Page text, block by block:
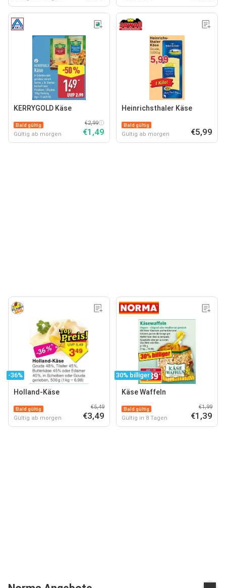
KERRYGOLD Käse
Bald gültig
Gültig ab morgen
€2,99
€1,49
Heinrichsthaler Käse
Bald gültig
Gültig ab morgen €5,99
-36%
Holland-Käse
Bald gültig
Gültig ab morgen
€5,49
€3,49
30% billiger
Käse Waffeln
Bald gültig
Gültig in 8 Tagen
€1,99
€1,39